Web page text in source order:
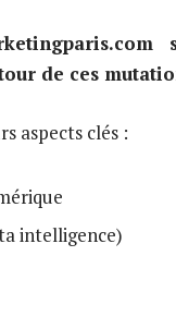
de ces
aspects clés :
intelligence)